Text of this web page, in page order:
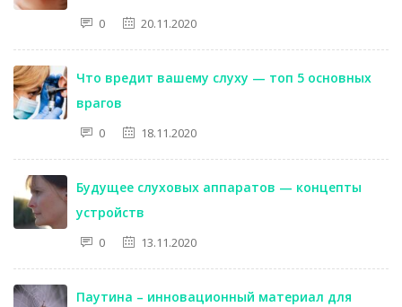
0 20.11.2020
Что вредит вашему слуху — топ 5 основных
врагов
0 18.11.2020
Будущее слуховых аппаратов — концепты
устройств
0 13.11.2020
Паутина – инновационный материал для